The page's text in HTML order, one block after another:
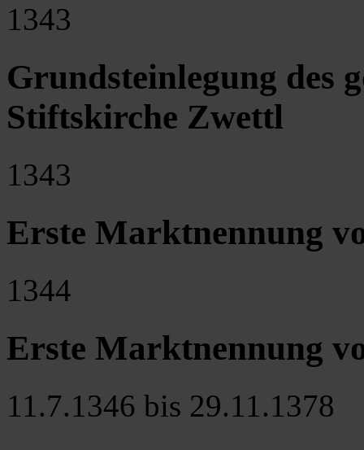
1343
Grundsteinlegung des
Stiftskirche Zwettl
1343
Erste Marktnennung
1344
Erste Marktnennung
11.7.1346 bis 29.11.1378